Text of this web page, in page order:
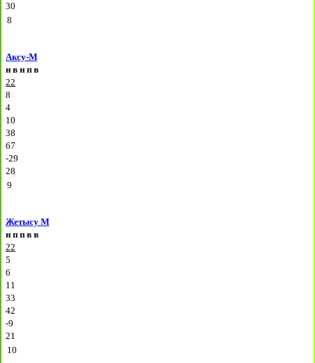
30
8
Аксу-М
н в н п в
22
8
4
10
38
67
-29
28
9
Жетысу М
н п п в в
22
5
6
11
33
42
-9
21
10